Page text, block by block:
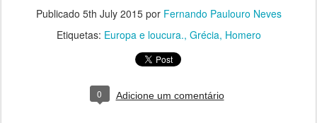
Publicado 5th July 2015por Fernando Paulouro Neves
Etiquetas: Europa e loucura. Grécia Homero
0 Adicione um comentário